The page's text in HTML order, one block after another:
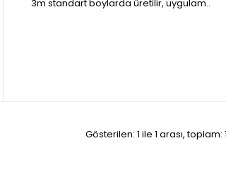
3m standart boylarda üretilir, uygulam..
Gösterilen: 1 ile 1 arası, toplam: